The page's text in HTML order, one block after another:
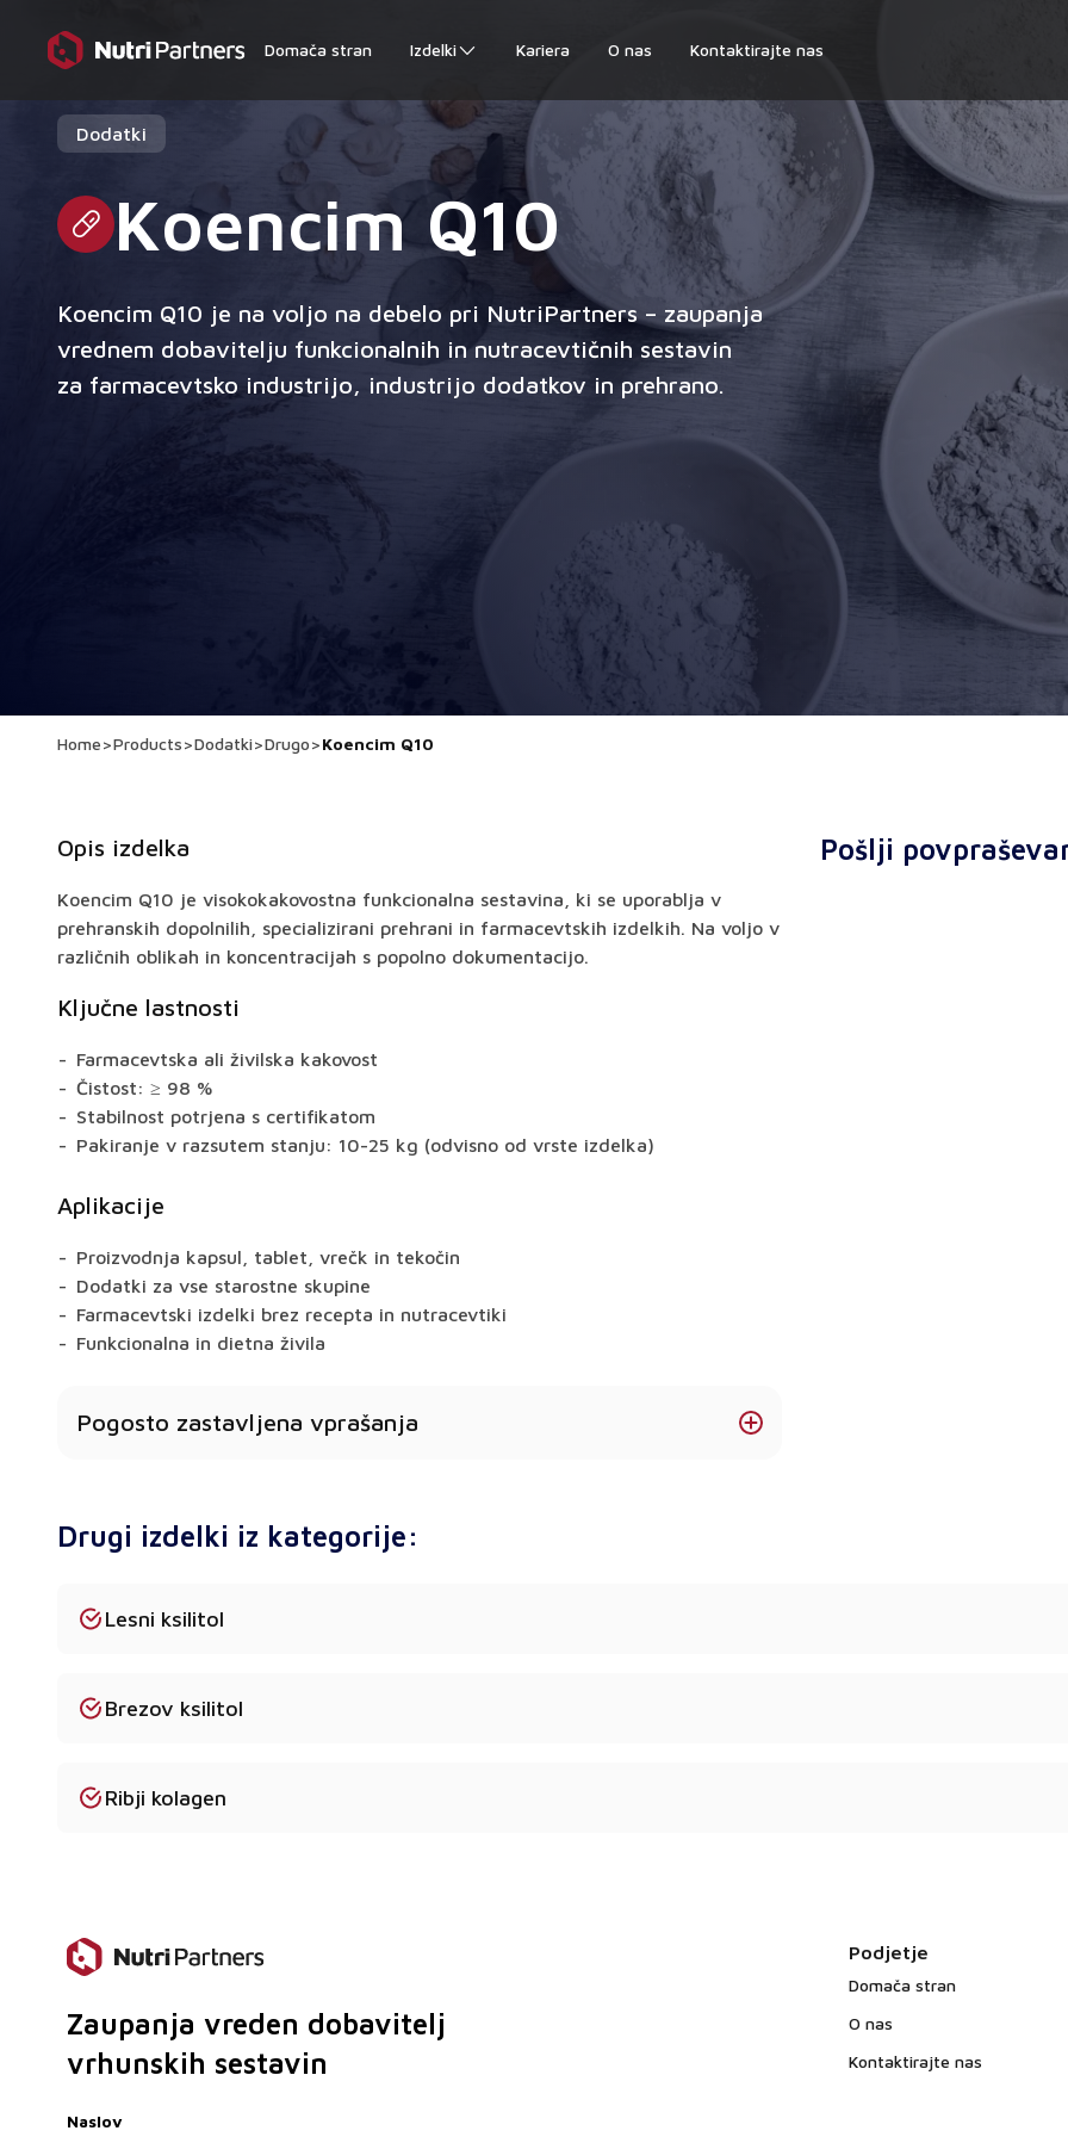
Domača stran Izdelki Kariera O nas Kontaktirajte nas
Dodatki
Koencim Q10
Koencim Q10 je na voljo na debelo pri NutriPartners – zaupanja
vrednem dobavitelju funkcionalnih in nutracevtičnih sestavin
za farmacevtsko industrijo, industrijo dodatkov in prehrano.
Home>Products>Dodatki>Drugo>Koencim Q10
Opis izdelka
Koencim Q10 je visokokakovostna funkcionalna sestavina, ki se uporablja v
prehranskih dopolnilih, specializirani prehrani in farmacevtskih izdelkih. Na voljo v
različnih oblikah in koncentracijah s popolno dokumentacijo.
Ključne lastnosti
Farmacevtska ali živilska kakovost
Čistost: ≥ 98 %
Stabilnost potrjena s certifikatom
Pakiranje v razsutem stanju: 10-25 kg (odvisno od vrste izdelka)
Aplikacije
Proizvodnja kapsul, tablet, vrečk in tekočin
Dodatki za vse starostne skupine
Farmacevtski izdelki brez recepta in nutracevtiki
Funkcionalna in dietna živila
Pogosto zastavljena vprašanja
Ali lahko prejmem kakovostno dokumentacijo?
listom MSDS.
Standardni MOQ je 10-25 kg, odvisno od izdelka.
Da - iz Poljske pošiljamo v 2-5 delovnih dneh.
Pošlji
Drugi izdelki iz kategorije:
Lesni ksilitol
Brezov ksilitol
Ribji kolagen
Zaupanja vreden dobavitelj
vrhunskih sestavin
Naslov
Podjetje
Domača stran
O nas
Kontaktirajte nas